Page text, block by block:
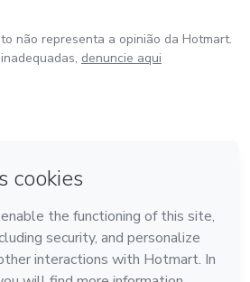
não representa a opinião da Hotmart.
denuncie aqui
do México